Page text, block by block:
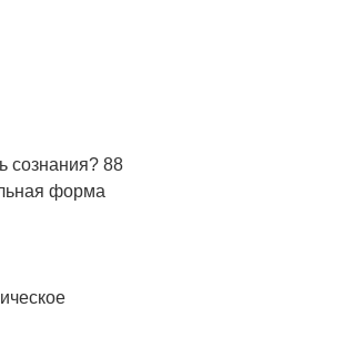
сознания? 88
форма